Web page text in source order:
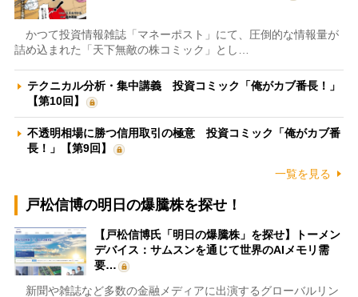
かつて投資情報雑誌「マネーポスト」にて、圧倒的な情報量が
詰め込まれた「天下無敵の株コミック」とし…
テクニカル分析・集中講義 投資コミック「俺がカブ番長！」
【第10回】
不透明相場に勝つ信用取引の極意 投資コミック「俺がカブ番
長！」【第9回】
一覧を見る
戸松信博の明日の爆騰株を探せ！
【戸松信博氏「明日の爆騰株」を探せ】トーメン
デバイス：サムスンを通じて世界のAIメモリ需
要…
新聞や雑誌など多数の金融メディアに出演するグローバルリン